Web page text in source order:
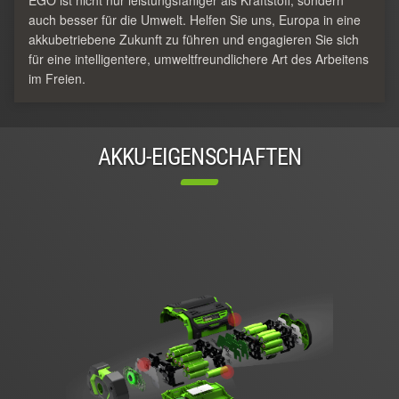
auch besser für die Umwelt. Helfen Sie uns, Europa in eine
akkubetriebene Zukunft zu führen und engagieren Sie sich
für eine intelligentere, umweltfreundlichere Art des Arbeitens
im Freien.
AKKU-EIGENSCHAFTEN